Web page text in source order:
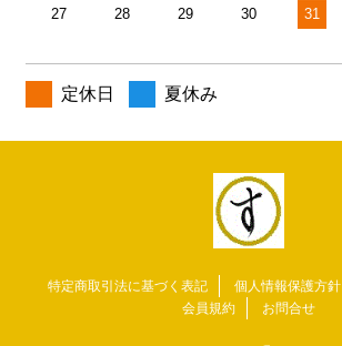
27 28 29 30 31
定休日 夏休み
特定商取引法に基づく表記 個人情報保護方針
会員規約
お問合せ